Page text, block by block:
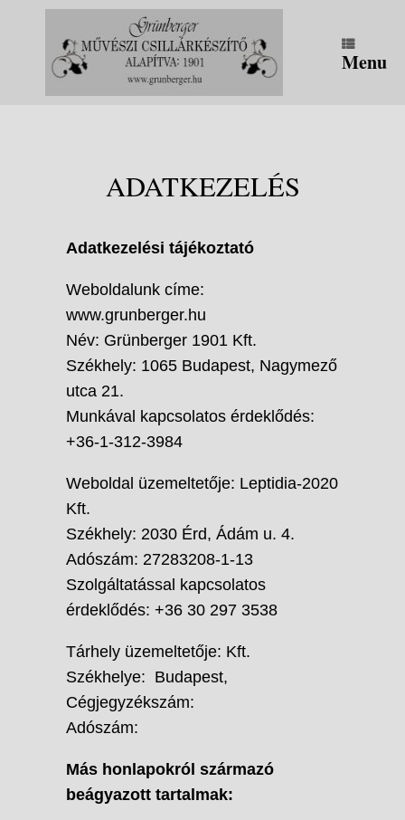
Menu
ADATKEZELÉS
Adatkezelési tájékoztató
Weboldalunk címe:
www.grunberger.hu
Név: Grünberger 1901 Kft.
Székhely: 1065 Budapest, Nagymező
utca 21.
Munkával kapcsolatos érdeklődés:
+36-1-312-3984
Weboldal üzemeltetője: Leptidia-2020
Kft.
Székhely: 2030 Érd, Ádám u. 4.
Adószám: 27283208-1-13
Szolgáltatással kapcsolatos
érdeklődés: +36 30 297 3538
Tárhely üzemeltetője: Kft.
Székhelye: Budapest,
Cégjegyzékszám:
Adószám:
Más honlapokról származó
beágyazott tartalmak: